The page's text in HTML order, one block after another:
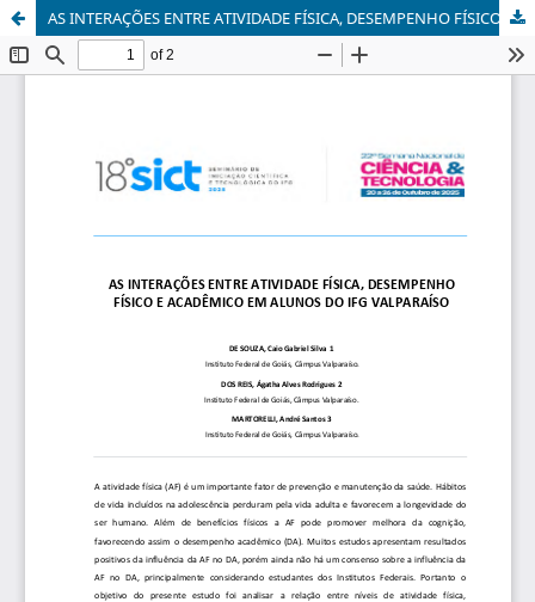
AS INTERAÇÕES ENTRE ATIVIDADE FÍSICA, DESEMPENHO FÍSICO E ACADÊMICO EM ALUNOS DO IFG VALPARAÍSO